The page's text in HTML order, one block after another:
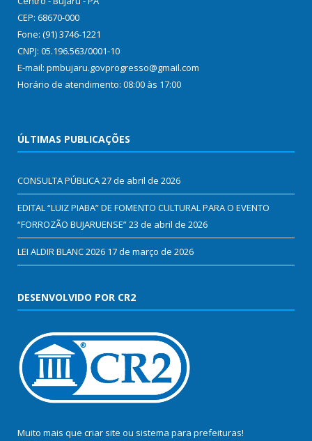
CEP: 68670-000
Fone: (91) 3746-1221
CNPJ: 05.196.563/0001-10
E-mail: pmbujaru.govprogresso@gmail.com
Horário de atendimento: 08:00 às 17:00
ÚLTIMAS PUBLICAÇÕES
CONSULTA PÚBLICA27 de abril de 2026
EDITAL “LUIZ PIABA” DE FOMENTO CULTURAL PARA O EVENTO
“FORROZÃO BUJARUENSE”23 de abril de 2026
LEI ALDIR BLANC 2026 17 de março de 2026
DESENVOLVIDO POR CR2
Muito mais que criar site ou sistema para prefeituras!